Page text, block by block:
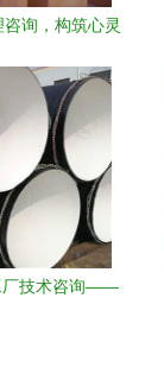
询，构筑心灵
厂技术咨询——